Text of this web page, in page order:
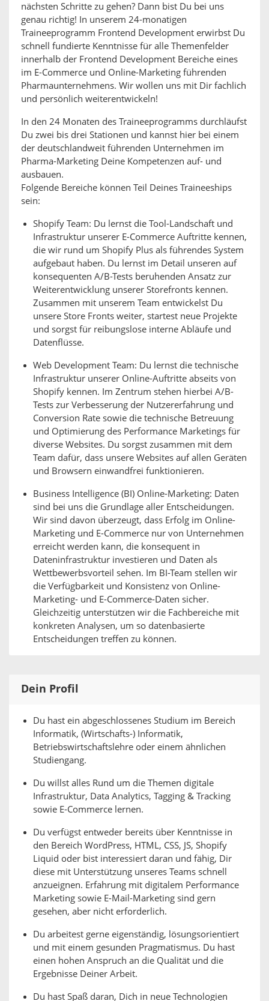
nächsten Schritte zu gehen? Dann bist Du bei uns
genau richtig! In unserem 24-monatigen
Traineeprogramm Frontend Development erwirbst Du
schnell fundierte Kenntnisse für alle Themenfelder
innerhalb der Frontend Development Bereiche eines
im E-Commerce und Online-Marketing führenden
Pharmaunternehmens. Wir wollen uns mit Dir fachlich
und persönlich weiterentwickeln!
In den 24 Monaten des Traineeprogramms durchläufst
Du zwei bis drei Stationen und kannst hier bei einem
der deutschlandweit führenden Unternehmen im
Pharma-Marketing Deine Kompetenzen auf- und
ausbauen.
Folgende Bereiche können Teil Deines Traineeships
sein:
Shopify Team: Du lernst die Tool-Landschaft und
Infrastruktur unserer E-Commerce Auftritte kennen,
die wir rund um Shopify Plus als führendes System
aufgebaut haben. Du lernst im Detail unseren auf
konsequenten A/B-Tests beruhenden Ansatz zur
Weiterentwicklung unserer Storefronts kennen.
Zusammen mit unserem Team entwickelst Du
unsere Store Fronts weiter, startest neue Projekte
und sorgst für reibungslose interne Abläufe und
Datenflüsse.
Web Development Team: Du lernst die technische
Infrastruktur unserer Online-Auftritte abseits von
Shopify kennen. Im Zentrum stehen hierbei A/B-
Tests zur Verbesserung der Nutzererfahrung und
Conversion Rate sowie die technische Betreuung
und Optimierung des Performance Marketings für
diverse Websites. Du sorgst zusammen mit dem
Team dafür, dass unsere Websites auf allen Geräten
und Browsern einwandfrei funktionieren.
Business Intelligence (BI) Online-Marketing: Daten
sind bei uns die Grundlage aller Entscheidungen.
Wir sind davon überzeugt, dass Erfolg im Online-
Marketing und E-Commerce nur von Unternehmen
erreicht werden kann, die konsequent in
Dateninfrastruktur investieren und Daten als
Wettbewerbsvorteil sehen. Im BI-Team stellen wir
die Verfügbarkeit und Konsistenz von Online-
Marketing- und E-Commerce-Daten sicher.
Gleichzeitig unterstützen wir die Fachbereiche mit
konkreten Analysen, um so datenbasierte
Entscheidungen treffen zu können.
Dein Profil
Du hast ein abgeschlossenes Studium im Bereich
Informatik, (Wirtschafts-) Informatik,
Betriebswirtschaftslehre oder einem ähnlichen
Studiengang.
Du willst alles Rund um die Themen digitale
Infrastruktur, Data Analytics, Tagging & Tracking
sowie E-Commerce lernen.
Du verfügst entweder bereits über Kenntnisse in
den Bereich WordPress, HTML, CSS, JS, Shopify
Liquid oder bist interessiert daran und fähig, Dir
diese mit Unterstützung unseres Teams schnell
anzueignen. Erfahrung mit digitalem Performance
Marketing sowie E-Mail-Marketing sind gern
gesehen, aber nicht erforderlich.
Du arbeitest gerne eigenständig, lösungsorientiert
und mit einem gesunden Pragmatismus. Du hast
einen hohen Anspruch an die Qualität und die
Ergebnisse Deiner Arbeit.
Du hast Spaß daran, Dich in neue Technologien